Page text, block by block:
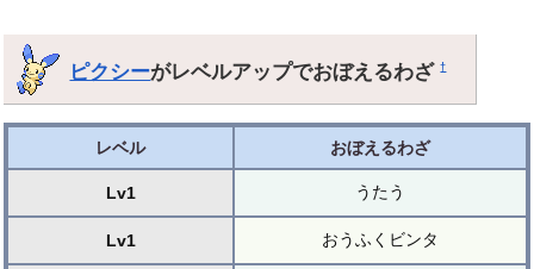
ピクシーがレベルアップでおぼえるわざ†
レベル おぼえるわざ
Lv1 うたう
Lv1 おうふくビンタ